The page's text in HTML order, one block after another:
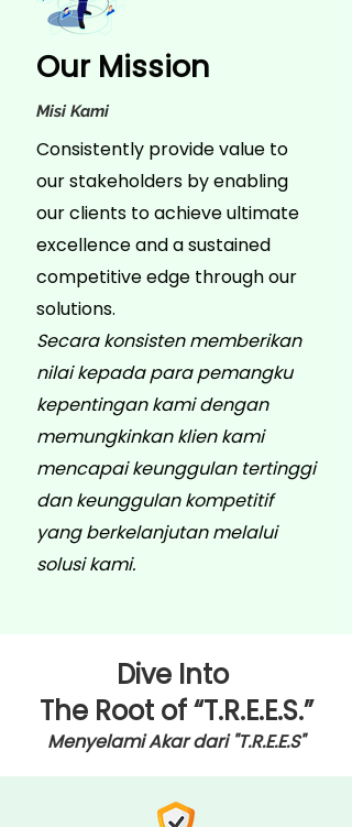
Our Mission
Misi Kami
Consistently provide value to
our stakeholders by enabling
our clients to achieve ultimate
excellence and a sustained
competitive edge through our
solutions.​
Secara konsisten memberikan
nilai kepada para pemangku
kepentingan kami dengan
memungkinkan klien kami
mencapai keunggulan tertinggi
dan keunggulan kompetitif
yang berkelanjutan melalui
solusi kami.
Dive Into
The Root of “T.R.E.E.S.”
Menyelami Akar dari "T.R.E.E.S"